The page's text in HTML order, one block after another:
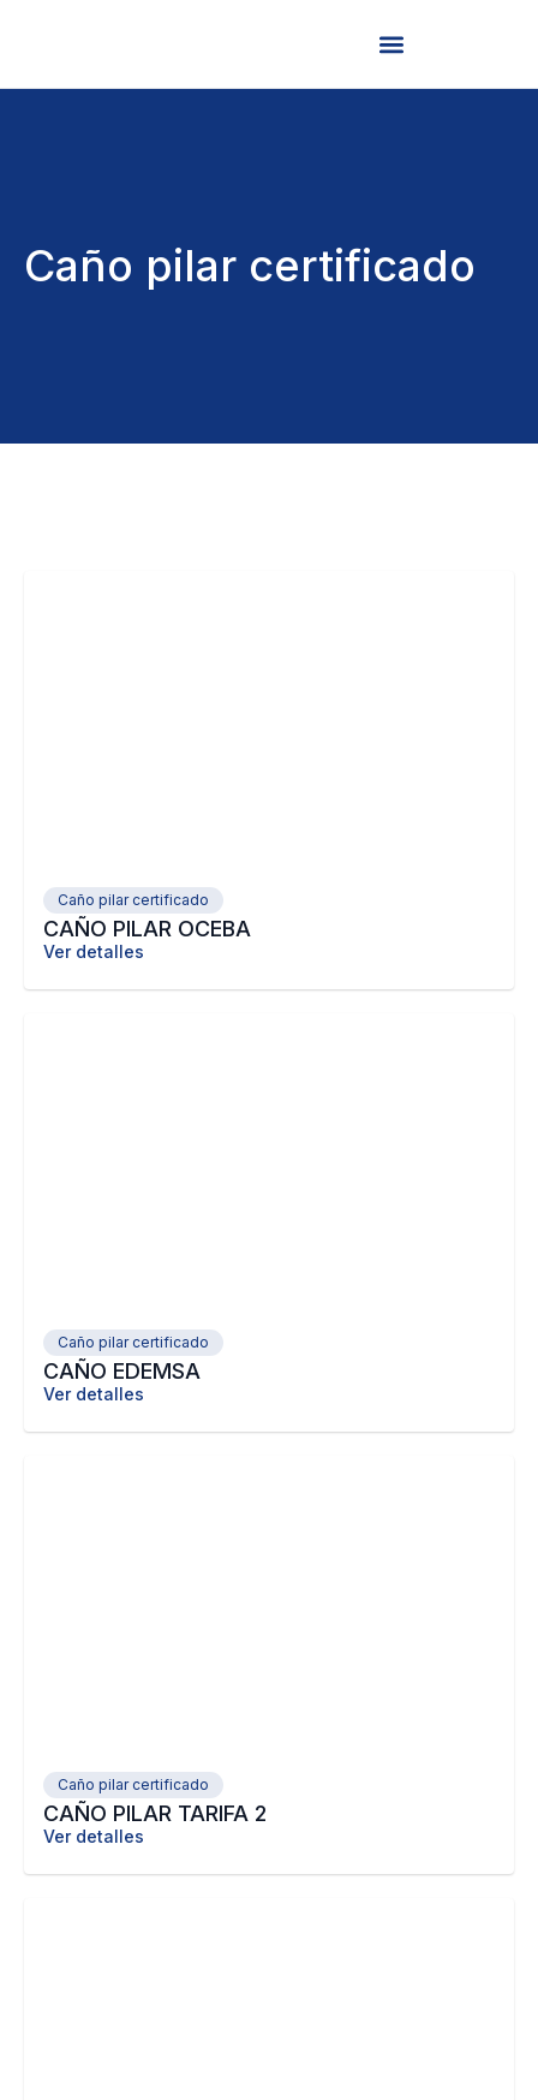
Caño pilar certificado
Caño pilar certificado
CAÑO PILAR OCEBA
Ver detalles
Caño pilar certificado
CAÑO EDEMSA
Ver detalles
Caño pilar certificado
CAÑO PILAR TARIFA 2
Ver detalles